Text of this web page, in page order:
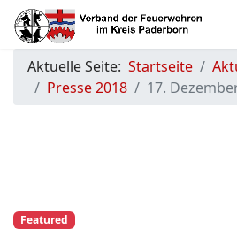
Aktuelle Seite: Startseite
Presse 2018
17.
Featured